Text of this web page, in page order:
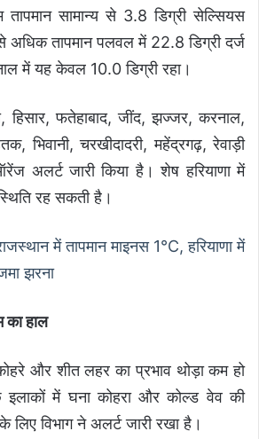
सामान्य से 3.8 डिग्री सेल्सियस
तापमान पलवल में 22.8 डिग्री दर्ज
में यह केवल 10.0 डिग्री रहा।
हिसार, फतेहाबाद, जींद, झज्जर, करनाल,
भिवानी, चरखीदादरी, महेंद्रगढ़, रेवाड़ी
अलर्ट जारी किया है। शेष हरियाणा में
रह सकती है।
में तापमान माइनस 1°C, हरियाणा में
झरना
का हाल
और शीत लहर का प्रभाव थोड़ा कम हो
में घना कोहरा और कोल्ड वेव की
लिए विभाग ने अलर्ट जारी रखा है।